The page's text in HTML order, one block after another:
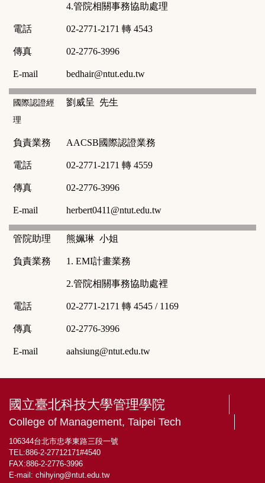
4.管院相關事務協助處理
電話 02-2771-2171 轉 4543
傳真 02-2776-3996
E-mail bedhair@ntut.edu.tw
國際認證經
理
劉威呈 先生
負責業務 AACSB國際認證業務
電話 02-2771-2171 轉 4559
傳真 02-2776-3996
E-mail herbert0411@ntut.edu.tw
管院助理 熊姵琳 小姐
負責業務 1. EMI計畫業務
2.管院相關事務協助處裡
電話 02-2771-2171 轉 4545 / 1169
傳真 02-2776-3996
E-mail aahsiung@ntut.edu.tw
國立臺北科技大學管理學院
College of Management, Taipei Tech
106344台北市忠孝東路三段一號
TEL:886-2-27712171#4540
FAX:886-2-2776-3996
E-mail: chihying@ntut.edu.tw